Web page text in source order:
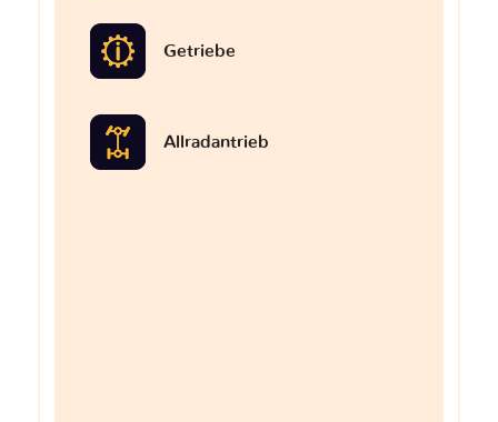
Getriebe
Allradantrieb